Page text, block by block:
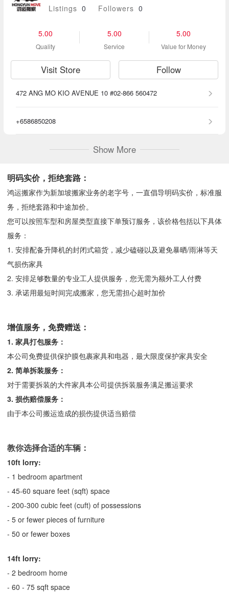
Listings 0 Followers 0
5.00
Quality
5.00
Service
5.00
Value for Money
Visit Store Follow
472 ANG MO KIO AVENUE 10 #02-866 560472
+6586850208
Show More
明码实价， 拒绝套路 ：
鸿运搬家作为新加坡搬家业务的老字号，一直倡导明码实价，标准服
务，拒绝套路和中途加价。
您可以按照车型和房屋类型直接下单预订服务，该价格包括以下具体
服务：
1. 安排配备升降机的封闭式箱货，减少磕碰以及避免暴晒/雨淋等天
气损伤家具
2. 安排足够数量的专业工人提供服务，您无需为额外工人付费
3. 承诺用最短时间完成搬家，您无需担心超时加价
增值服务，免费赠送：
1. 家具打包服务：
本公司免费提供保护膜包裹家具和电器，最大限度保护家具安全
2. 简单拆装服务：
对于需要拆装的大件家具本公司提供拆装服务满足搬运要求
3. 损伤赔偿服务：
由于本公司搬运造成的损伤提供适当赔偿
教你选择合适的车辆：
10ft lorry:
- 1 bedroom apartment
- 45-60 square feet (sqft) space
- 200-300 cubic feet (cuft) of possessions
- 5 or fewer pieces of furniture
- 50 or fewer boxes
14ft lorry:
- 2 bedroom home
- 60 - 75 sqft space